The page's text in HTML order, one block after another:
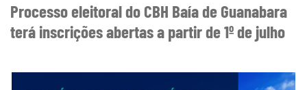
Processo eleitoral do CBH Baía de Guanabara
terá inscrições abertas a partir de 1º de julho